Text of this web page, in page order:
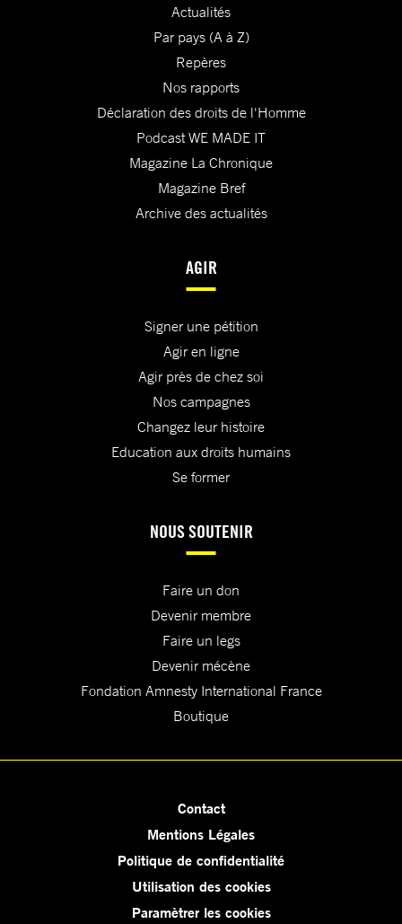
Actualités
Par pays (A à Z)
Repères
Nos rapports
Déclaration des droits de l'Homme
Podcast WE MADE IT
Magazine La Chronique
Magazine Bref
Archive des actualités
AGIR
Signer une pétition
Agir en ligne
Agir près de chez soi
Nos campagnes
Changez leur histoire
Education aux droits humains
Se former
NOUS SOUTENIR
Faire un don
Devenir membre
Faire un legs
Devenir mécène
Fondation Amnesty International France
Boutique
Contact
Mentions Légales
Politique de confidentialité
Utilisation des cookies
Paramètrer les cookies